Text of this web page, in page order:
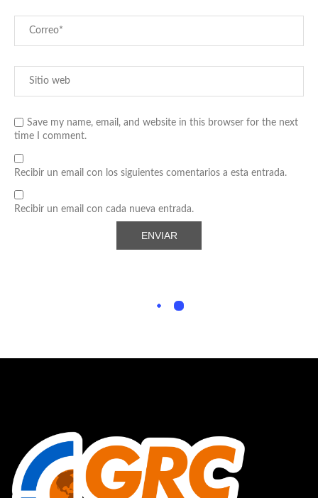
Save my name, email, and website in this browser for the next
time I comment.
Recibir un email con los siguientes comentarios a esta entrada.
Recibir un email con cada nueva entrada.